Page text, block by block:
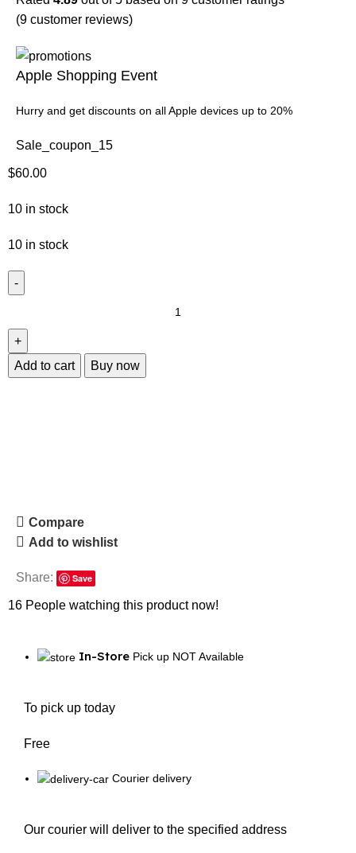
(9 customer reviews)
Apple Shopping Event
Hurry and get discounts on all Apple devices up to 20%
Sale_coupon_15
$60.00
10 in stock
10 in stock
Add to cart Buy now
Compare
Add to wishlist
Share: Save
16 People watching this product now!
In-Store Pick up NOT Available
To pick up today
Free
Courier delivery
Our courier will deliver to the specified address